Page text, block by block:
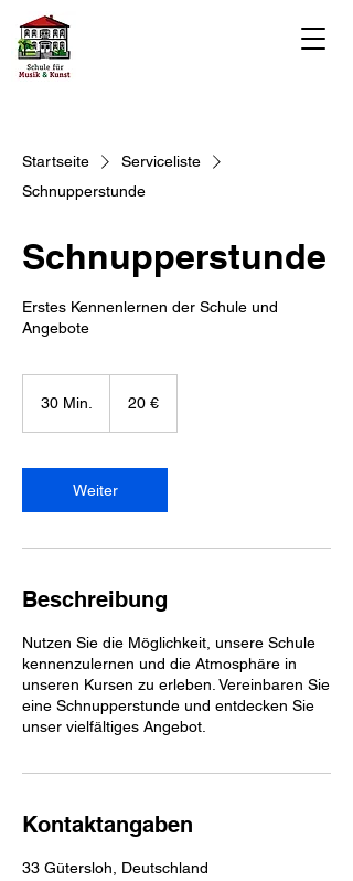
Startseite
Serviceliste
Schnupperstunde
Schnupperstunde
Erstes Kennenlernen der Schule und
Angebote
30 Min.
i
n
20 €
Weiter
Beschreibung
Nutzen Sie die Möglichkeit, unsere Schule
kennenzulernen und die Atmosphäre in
unseren Kursen zu erleben. Vereinbaren Sie
eine Schnupperstunde und entdecken Sie
unser vielfältiges Angebot.
Kontaktangaben
33 Gütersloh, Deutschland